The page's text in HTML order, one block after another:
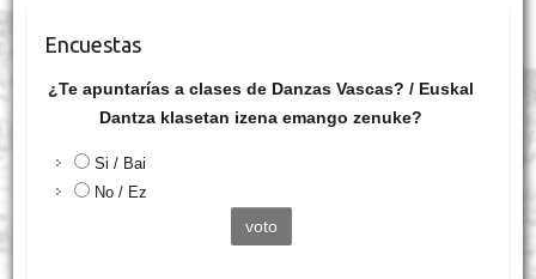
Encuestas
¿Te apuntarías a clases de Danzas Vascas? / Euskal
Dantza klasetan izena emango zenuke?
Si / Bai
No / Ez